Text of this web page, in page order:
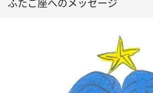
ふたご座へのメッセージ